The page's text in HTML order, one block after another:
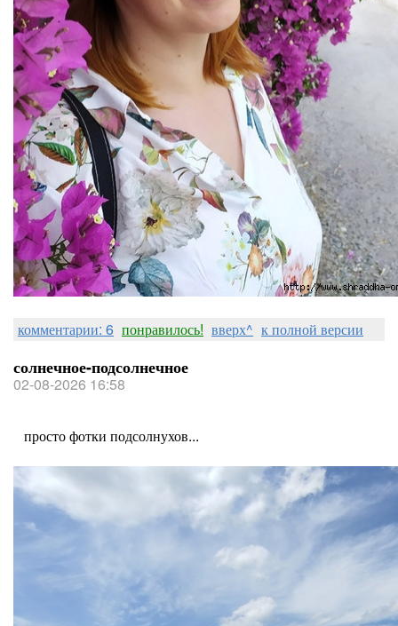
комментарии: 6 понравилось! вверх^ к полной версии
солнечное-подсолнечное
02-08-2026 16:58
просто фотки подсолнухов...